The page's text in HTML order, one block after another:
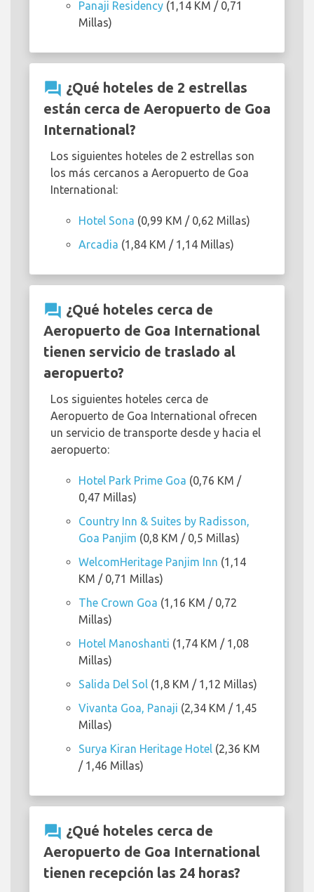
Panaji Residency (1,14 KM / 0,71
Millas)
question_answer ¿Qué hoteles de 2 estrellas
están cerca de Aeropuerto de Goa
International?
Los siguientes hoteles de 2 estrellas son
los más cercanos a Aeropuerto de Goa
International:
Hotel Sona (0,99 KM / 0,62 Millas)
Arcadia (1,84 KM / 1,14 Millas)
question_answer ¿Qué hoteles cerca de
Aeropuerto de Goa International
tienen servicio de traslado al
aeropuerto?
Los siguientes hoteles cerca de
Aeropuerto de Goa International ofrecen
un servicio de transporte desde y hacia el
aeropuerto:
Hotel Park Prime Goa (0,76 KM /
0,47 Millas)
Country Inn & Suites by Radisson,
Goa Panjim (0,8 KM / 0,5 Millas)
WelcomHeritage Panjim Inn (1,14
KM / 0,71 Millas)
The Crown Goa (1,16 KM / 0,72
Millas)
Hotel Manoshanti (1,74 KM / 1,08
Millas)
Salida Del Sol (1,8 KM / 1,12 Millas)
Vivanta Goa, Panaji (2,34 KM / 1,45
Millas)
Surya Kiran Heritage Hotel (2,36 KM
/ 1,46 Millas)
question_answer ¿Qué hoteles cerca de
Aeropuerto de Goa International
tienen recepción las 24 horas?